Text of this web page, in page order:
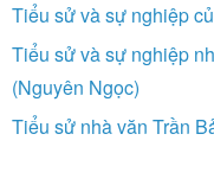
Tiểu sử và sự nghiệp
Tiểu sử và sự nghiệp
(Nguyên Ngọc)
Tiểu sử nhà văn Trần